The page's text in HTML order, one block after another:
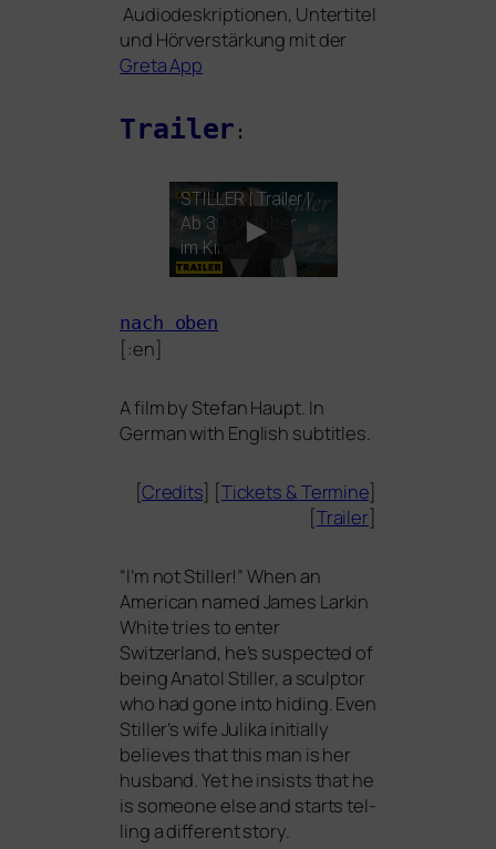
Audiodeskriptionen, Untertitel
und Hörverstärkung mit der
Greta App
Trailer :
STILLER | Trailer |
Ab 30. Oktober
im Kino!
nach oben
[:en]
A film by Stefan Haupt. In
German with English subtitles.
[Credits] [Tickets &Termine]
[Trailer]
“I’m not Stiller!” When an
American named James Larkin
White tri­es to enter
Switzerland, he’s suspec­ted of
being Anatol Stiller, a sculp­tor
who had gone into hiding. Even
Stiller’s wife Julika initi­al­ly
belie­ves that this man is her
hus­band. Yet he insists that he
is someone else and starts tel­
ling a dif­fe­rent story.